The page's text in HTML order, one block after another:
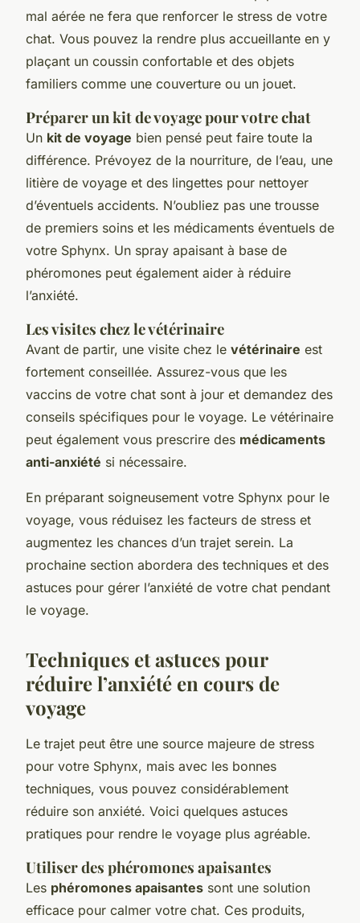
mal aérée ne fera que renforcer le stress de votre
chat. Vous pouvez la rendre plus accueillante en y
plaçant un coussin confortable et des objets
familiers comme une couverture ou un jouet.
Préparer un kit de voyage pour votre chat
Un kit de voyage bien pensé peut faire toute la
différence. Prévoyez de la nourriture, de l’eau, une
litière de voyage et des lingettes pour nettoyer
d’éventuels accidents. N’oubliez pas une trousse
de premiers soins et les médicaments éventuels de
votre Sphynx. Un spray apaisant à base de
phéromones peut également aider à réduire
l’anxiété.
Les visites chez le vétérinaire
Avant de partir, une visite chez le vétérinaire est
fortement conseillée. Assurez-vous que les
vaccins de votre chat sont à jour et demandez des
conseils spécifiques pour le voyage. Le vétérinaire
peut également vous prescrire des médicaments
anti-anxiété si nécessaire.
En préparant soigneusement votre Sphynx pour le
voyage, vous réduisez les facteurs de stress et
augmentez les chances d’un trajet serein. La
prochaine section abordera des techniques et des
astuces pour gérer l’anxiété de votre chat pendant
le voyage.
Techniques et astuces pour
réduire l’anxiété en cours de
voyage
Le trajet peut être une source majeure de stress
pour votre Sphynx, mais avec les bonnes
techniques, vous pouvez considérablement
réduire son anxiété. Voici quelques astuces
pratiques pour rendre le voyage plus agréable.
Utiliser des phéromones apaisantes
Les phéromones apaisantes sont une solution
efficace pour calmer votre chat. Ces produits,